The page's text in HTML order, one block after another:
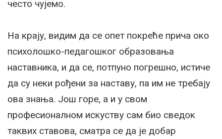
често чујемо.
На крају, видим да се опет покреће прича око
психолошко-педагошког образовања
наставника, и да се, потпуно погрешно, истиче
да су неки рођени за наставу, па им не требају
ова знања. Још горе, а и у свом
професионалном искуству сам био сведок
таквих ставова, сматра се да је добар